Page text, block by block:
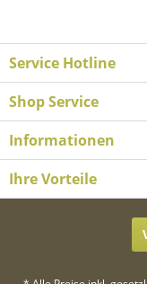
Service Hotline
Shop Service
Informationen
Ihre Vorteile